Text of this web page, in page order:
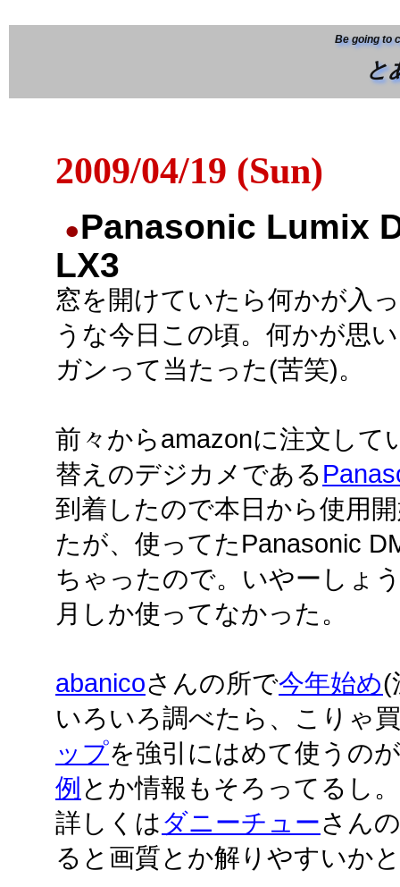
Be going to
と
2009/04/19 (Sun)
●Panasonic Lumix
LX3
窓を開けていたら何かが入
うな今日この頃。何かが思
ガンって当たった(苦笑)。
前々からamazonに注文して
替えのデジカメである
到着したので本日から使用
たが、使ってたPanasonic
ちゃったので。いやーしょ
月しか使ってなかった。
abanicoさんの所で今年始め(
いろいろ調べたら、こりゃ
ップを強引にはめて使うの
例 とか情報もそろってるし。
詳しくはダニーチューさんの
ると画質とか解りやすいか